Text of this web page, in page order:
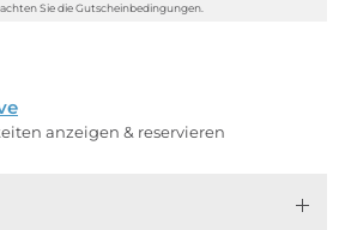
Sie die Gutscheinbedingungen.
anzeigen & reservieren